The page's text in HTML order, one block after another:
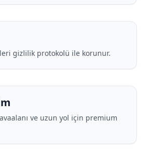
gizlilik protokolü ile korunur.
ve uzun yol için premium